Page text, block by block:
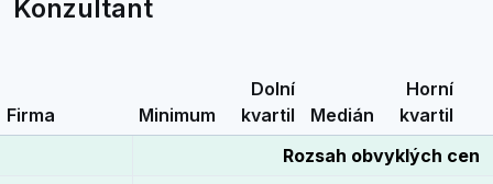
Konzultant
Firma Minimum
Dolní
kvartil
Medián
Horní
kvartil
Rozsah obvyklých cen